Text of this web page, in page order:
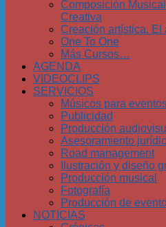
Composición
Creativa
Creación artística. El
One To One
Más Cursos…
AGENDA
VIDEOCLIPS
SERVICIOS
Músicos para
Publicidad
Producción
Asesoramiento
Road management
Ilustración y diseño
Producción musical
Fotografía
Producción de
NOTICIAS